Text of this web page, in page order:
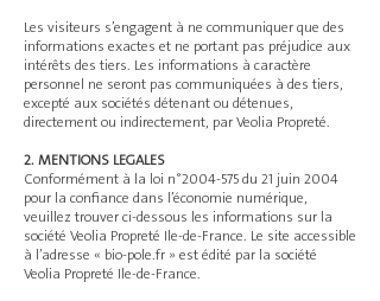
Les visiteurs s’engagent à ne communiquer que des
informations exactes et ne portant pas préjudice aux
intérêts des tiers. Les informations à caractère
personnel ne seront pas communiquées à des tiers,
excepté aux sociétés détenant ou détenues,
directement ou indirectement, par Veolia Propreté.
2. MENTIONS LEGALES
Conformément à la loi n°2004-575du 21 juin 2004
pour la confiance dans l’économie numérique,
veuillez trouver ci-dessous les informations sur la
société Veolia Propreté Ile-de-France. Le site accessible
à l’adresse « bio-pole.fr » est édité par la société
Veolia Propreté Ile-de-France.